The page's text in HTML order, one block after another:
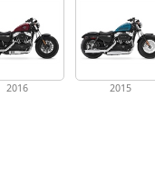
2016 2015